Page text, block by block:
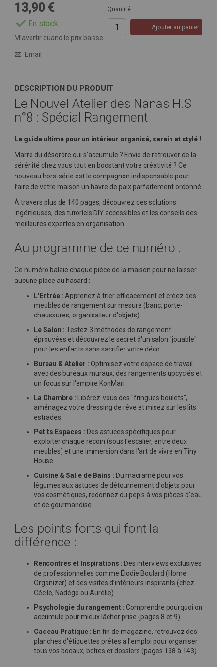
13,90 €
En stock
Quantité :
Ajouter au panier
M’avertir quand le prix baisse
Email
DESCRIPTION DU PRODUIT
Le Nouvel Atelier des Nanas H.S
n°8 : Spécial Rangement
Le guide ultime pour un intérieur organisé, serein et stylé !
Marre du désordre qui s'accumule ? Envie de retrouver de la
sérénité chez vous tout en boostant votre créativité ? Ce
nouveau hors-série est le compagnon indispensable pour
faire de votre maison un havre de paix parfaitement ordonné.
À travers plus de 140 pages, découvrez des solutions
ingénieuses, des tutoriels DIY accessibles et les conseils des
meilleures expertes en organisation.
Au programme de ce numéro :
Ce numéro balaie chaque pièce de la maison pour ne laisser
aucune place au hasard :
L'Entrée : Apprenez à trier efficacement et créez des
meubles de rangement sur mesure (banc, porte-
chaussures, organisateur d'objets).
Le Salon : Testez 3 méthodes de rangement
éprouvées et découvrez le secret d'un salon "jouable"
pour les enfants sans sacrifier votre déco.
Bureau & Atelier : Optimisez votre espace de travail
avec des bureaux muraux, des rangements upcyclés et
un focus sur l'empire KonMari.
La Chambre : Libérez-vous des "fringues boulets",
aménagez votre dressing de rêve et misez sur les lits
estrades.
Petits Espaces : Des astuces spécifiques pour
exploiter chaque recoin (sous l'escalier, entre deux
meubles) et une immersion dans l'art de vivre en Tiny
House.
Cuisine & Salle de Bains : Du macramé pour vos
légumes aux astuces de détournement d'objets pour
vos cosmétiques, redonnez du pep's à vos pièces d'eau
et de gourmandise.
Les points forts qui font la
différence :
Rencontres et Inspirations : Des interviews exclusives
de professionnelles comme Élodie Boulard (Home
Organizer) et des visites d’intérieurs inspirants (chez
Cécile, Nadège ou Aurélie).
Psychologie du rangement : Comprendre pourquoi on
accumule pour mieux lâcher prise (pages 8 et 9).
Cadeau Pratique : En fin de magazine, retrouvez des
planches d'étiquettes prêtes à l'emploi pour organiser
tous vos bocaux, boîtes et dossiers (pages 138 à 143).